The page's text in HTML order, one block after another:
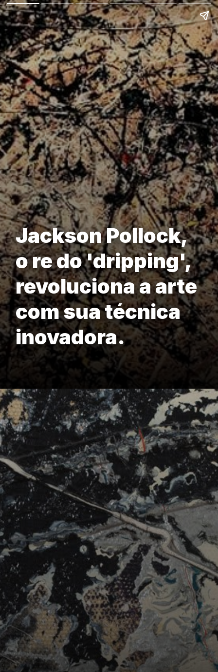
Jackson Pollock,
o re do 'dripping',
revoluciona a arte
com sua técnica
inovadora.